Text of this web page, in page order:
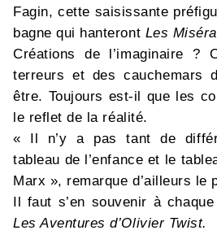
Fagin, cette saisissante
bagne qui hanteront Les
Créations de l’imaginaire ?
terreurs et des cauchemars
être. Toujours est-il que les
le reflet de la réalité.
« Il n’y a pas tant de
tableau de l’enfance et le
Marx », remarque d’ailleurs le
Il faut s’en souvenir à
Les Aventures d’Olivier Twist.